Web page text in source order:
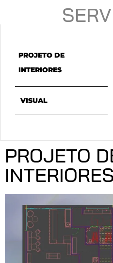
PROJETO DE
INTERIORES
VISUAL
PROJETO
INTERIORES